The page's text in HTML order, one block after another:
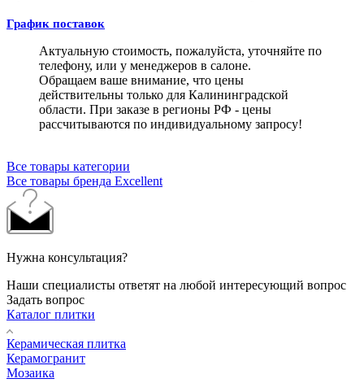
График поставок
Актуальную стоимость, пожалуйста, уточняйте по
телефону, или у менеджеров в салоне.
Обращаем ваше внимание, что цены
действительны только для Калининградской
области. При заказе в регионы РФ - цены
рассчитываются по индивидуальному запросу!
Все товары категории
Все товары бренда Excellent
Нужна консультация?
Наши специалисты ответят на любой интересующий вопрос
Задать вопрос
Каталог плитки
Керамическая плитка
Керамогранит
Мозаика